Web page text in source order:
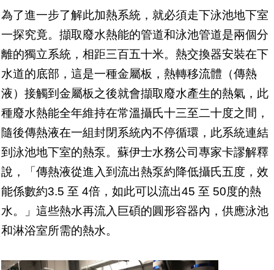
為了進一步了解此加熱系統，就必須走下泳池地下室
一探究竟。擷取廢水熱能的管道和泳池管道是兩個分
離的獨立系統，相距三百五十米。熱交換器安裝在下
水道的底部，這是一種金屬板，熱轉移流體（傳熱
液）接觸到金屬板之後就會擷取廢水產生的熱氣，此
種廢水熱能全年維持在常溫攝氏十三至二十度之間，
隨後傳熱液在一組封閉系統內不停循環，此系統連結
到泳池地下室的熱泵。蘇伊士水務公司專家卡謬解釋
說，「傳熱液從進入到流出熱泵約降低攝氏五度，效
能係數約3.5 至 4倍，如此可以流出45 至 50度的熱
水。」這些熱水再流入巨碩的圓形容器內，供應泳池
和淋浴室所需的熱水。